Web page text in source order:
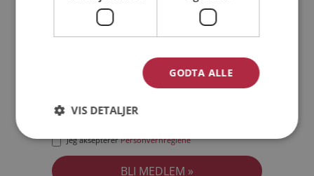
Jeg akseptererPersonvernreglene
GODTA ALLE
VIS DETALJER